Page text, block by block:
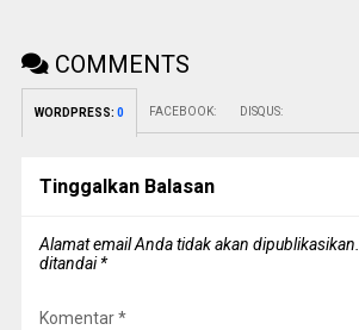
COMMENTS
WORDPRESS: 0 FACEBOOK: DISQUS:
Tinggalkan Balasan
Alamat email Anda tidak akan dipublikasikan.
ditandai*
Komentar*